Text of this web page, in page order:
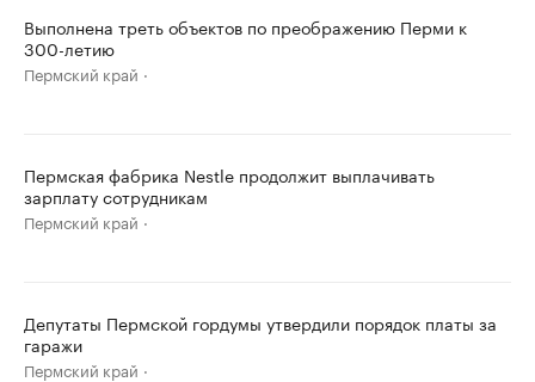
Выполнена треть объектов по преображению Перми к
300-летию
Пермский край
Пермская фабрика Nestle продолжит выплачивать
зарплату сотрудникам
Пермский край
Депутаты Пермской гордумы утвердили порядок платы за
гаражи
Пермский край